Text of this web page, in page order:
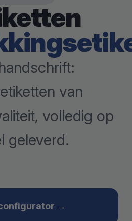
van
volledig op
geleverd.
→